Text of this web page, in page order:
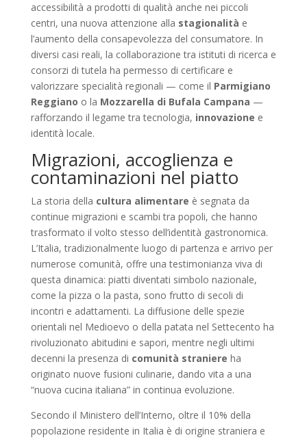
accessibilità a prodotti di qualità anche nei piccoli
centri, una nuova attenzione alla stagionalità e
l’aumento della consapevolezza del consumatore. In
diversi casi reali, la collaborazione tra istituti di ricerca e
consorzi di tutela ha permesso di certificare e
valorizzare specialità regionali — come il Parmigiano
Reggiano o la Mozzarella di Bufala Campana —
rafforzando il legame tra tecnologia, innovazione e
identità locale.
Migrazioni, accoglienza e
contaminazioni nel piatto
La storia della cultura alimentare è segnata da
continue migrazioni e scambi tra popoli, che hanno
trasformato il volto stesso dell’identità gastronomica.
L’Italia, tradizionalmente luogo di partenza e arrivo per
numerose comunità, offre una testimonianza viva di
questa dinamica: piatti diventati simbolo nazionale,
come la pizza o la pasta, sono frutto di secoli di
incontri e adattamenti. La diffusione delle spezie
orientali nel Medioevo o della patata nel Settecento ha
rivoluzionato abitudini e sapori, mentre negli ultimi
decenni la presenza di comunità straniere ha
originato nuove fusioni culinarie, dando vita a una
“nuova cucina italiana” in continua evoluzione.
Secondo il Ministero dell’Interno, oltre il 10% della
popolazione residente in Italia è di origine straniera e